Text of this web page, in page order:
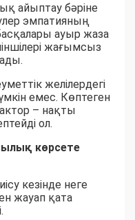
айыптау бәріне
эмпатияның
ауыр жаза
жағымсыз
желілердегі
емес. Көптеген
– нақты
ол.
көрсете
кезінде неге
жауап қата